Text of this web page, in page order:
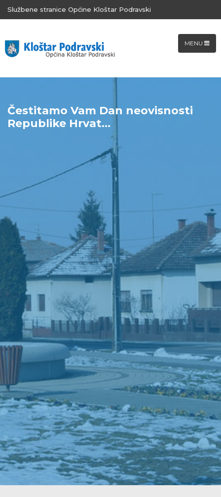
Službene stranice Općine Kloštar Podravski
MENU
Čestitamo Vam Dan neovisnosti
Republike Hrvat...